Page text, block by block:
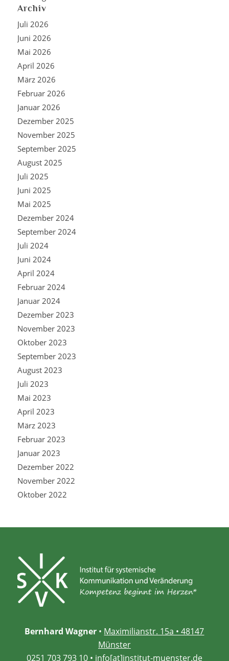
Archiv
Juli 2026
Juni 2026
Mai 2026
April 2026
März 2026
Februar 2026
Januar 2026
Dezember 2025
November 2025
September 2025
August 2025
Juli 2025
Juni 2025
Mai 2025
Dezember 2024
September 2024
Juli 2024
Juni 2024
April 2024
Februar 2024
Januar 2024
Dezember 2023
November 2023
Oktober 2023
September 2023
August 2023
Juli 2023
Mai 2023
April 2023
März 2023
Februar 2023
Januar 2023
Dezember 2022
November 2022
Oktober 2022
Bernhard Wagner • Maximilianstr. 15a • 48147
Münster
0251 703 793 10• info[at]institut-muenster.de